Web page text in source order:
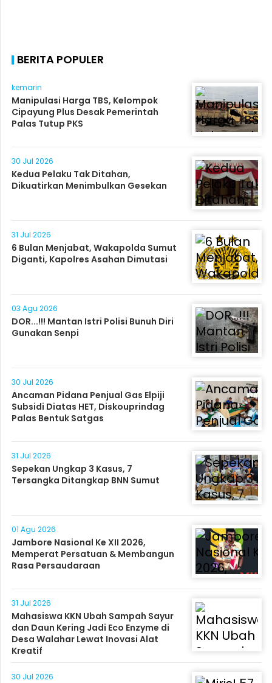
BERITA POPULER
kemarin
Manipulasi Harga TBS, Kelompok
Cipayung Plus Desak Pemerintah
Palas Tutup PKS
30 Jul 2026
Kedua Pelaku Tak Ditahan,
Dikuatirkan Menimbulkan Gesekan
31 Jul 2026
6 Bulan Menjabat, Wakapolda Sumut
Diganti, Kapolres Asahan Dimutasi
03 Agu 2026
DOR...!!! Mantan Istri Polisi Bunuh Diri
Gunakan Senpi
30 Jul 2026
Ancaman Pidana Penjual Gas Elpiji
Subsidi Diatas HET, Diskouprindag
Palas Bentuk Satgas
31 Jul 2026
Sepekan Ungkap 3 Kasus, 7
Tersangka Ditangkap BNN Sumut
01 Agu 2026
Jambore Nasional Ke XII 2026,
Memperat Persatuan & Membangun
Rasa Persaudaraan
31 Jul 2026
Mahasiswa KKN Ubah Sampah Sayur
dan Daun Kering Jadi Eco Enzyme di
Desa Walahar Lewat Inovasi Alat
Kreatif
30 Jul 2026